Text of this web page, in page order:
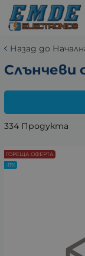
Назад до
Слънчеви
334 Продукта
ГОРЕЩА ОФЕРТА
-11%